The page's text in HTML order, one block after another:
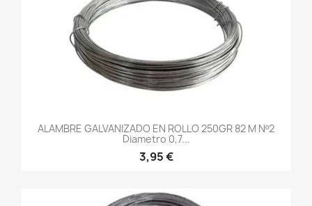
ALAMBRE GALVANIZADO EN ROLLO 250GR 82 M Nº2
Diametro 0,7...
3,95 €